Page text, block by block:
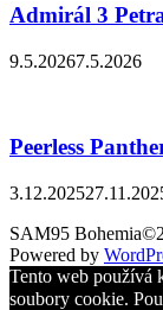
Admirál 3
9.5.20267.5.2026
Peerless
3.12.2025
SAM95
Powered by
Tento web používá
soubory cookie.